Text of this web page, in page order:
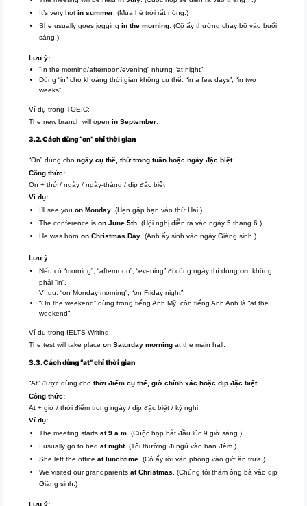
It’s very hotin summer . (Mùa hè trời rất nóng.)
She usually goes joggingin the morning . (Cô ấy thường chạy bộ vào buổi
sáng.)
Lưu ý:
“In the morning/afternoon/evening” nhưng “at night”.
Dùng “in” cho khoảng thời gian không cụ thể: “in a few days”, “in two
weeks”.
Ví dụ trong TOEIC:
The new branch will openin September
3.2. Cách dùng “on” chỉ thời gian
“On” dùng chongày cụ thể, thứ trong tuần hoặc ngày đặc biệt.
Công thức:
On + thứ / ngày / ngày-tháng / dịp đặc biệt
Ví dụ:
I’ll see youon Monday . (Hẹn gặp bạn vào thứ Hai.)
The conference ison June 5th . (Hội nghị diễn ra vào ngày 5 tháng 6.)
He was bornon Christmas Day . (Anh ấy sinh vào ngày Giáng sinh.)
Lưu ý:
Nếu có “morning”, “afternoon”, “evening” đi cùng ngày thì dùngon , không
phải “in”.
Ví dụ: “on Monday morning”, “on Friday night”.
“On the weekend” dùng trong tiếng Anh Mỹ, còn tiếng Anh Anh là “at the
weekend”.
Ví dụ trong IELTS Writing:
The test will take placeon Saturday morning at the main hall.
3.3. Cách dùng “at” chỉ thời gian
“At” được dùng chothời điểm cụ thể, giờ chính xác hoặc dịp đặc biệt.
Công thức:
At + giờ / thời điểm trong ngày / dịp đặc biệt / kỳ nghỉ
Ví dụ:
The meeting startsat 9 a.m. (Cuộc họp bắt đầu lúc 9 giờ sáng.)
I usually go to bedat night. (Tôi thường đi ngủ vào ban đêm.)
She left the officeat lunchtime . (Cô ấy rời văn phòng vào giờ ăn trưa.)
We visited our grandparentsat Christmas
. (Chúng tôi thăm ông bà vào dịp
Giáng sinh.)
Lưu ý: